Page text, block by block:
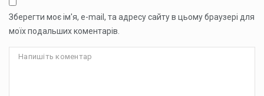
Зберегти моє ім'я, e-mail, та адресу сайту в цьому браузері для
моїх подальших коментарів.